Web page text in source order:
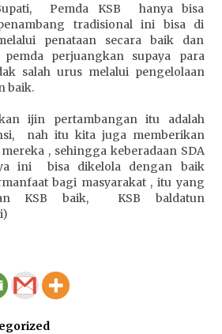
Pemda KSB hanya bisa
tradisional ini bisa di
penataan secara baik dan
perjuangkan supaya para
salah urus melalui pengelolaan
baik.
ijin pertambangan itu adalah
nah itu kita juga memberikan
, sehingga keberadaan SDA
ini bisa dikelola dengan baik
bagi masyarakat , itu yang
KSB baik, KSB baldatun